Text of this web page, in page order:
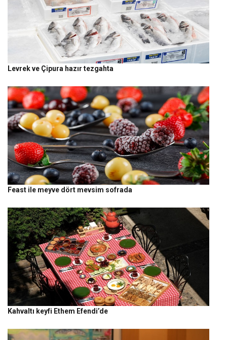
Levrek ve Çipura hazır tezgahta
Feast ile meyve dört mevsim sofrada
Kahvaltı keyfi Ethem Efendi’de